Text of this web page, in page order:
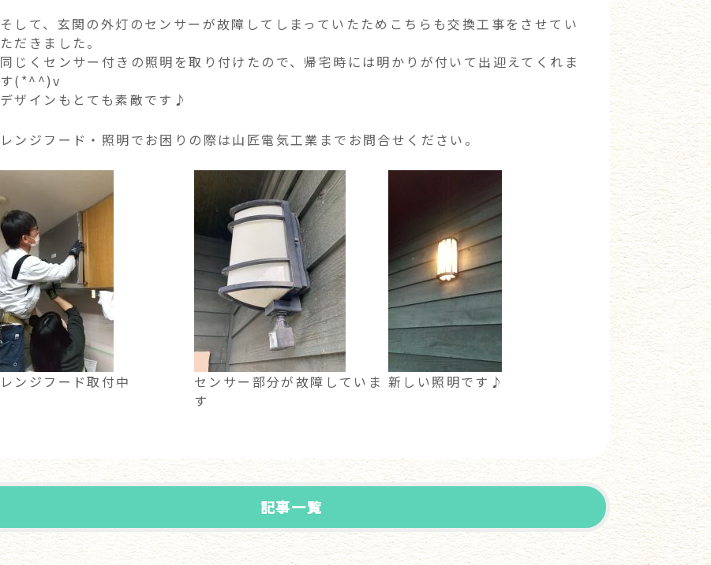
そして、玄関の外灯のセンサーが故障してしまっていたためこちらも交換工事をさせてい
ただきました。
同じくセンサー付きの照明を取り付けたので、帰宅時には明かりが付いて出迎えてくれま
す(*^^)v
デザインもとても素敵です♪
レンジフード・照明でお困りの際は山匠電気工業までお問合せください。
レンジフード取付中
センサー部分が故障していま
す
新しい照明です♪
記事一覧